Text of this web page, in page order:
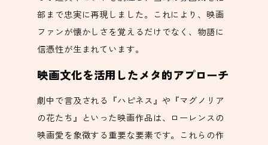
部まで忠実に再現しました。これにより、映画
ファンが懐かしさを覚えるだけでなく、物語に
信憑性が生まれています。
映画文化を活用したメタ的アプローチ
劇中で言及される『ハピネス』や『マグノリア
の花たち』といった映画作品は、ローレンスの
映画愛を象徴する重要な要素です。これらの作